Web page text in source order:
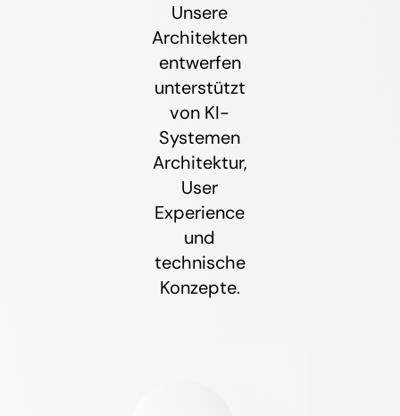
Unsere
Architekten
entwerfen
unterstützt
von KI-
Systemen
Architektur,
User
Experience
und
technische
Konzepte.